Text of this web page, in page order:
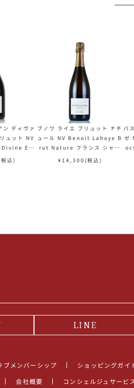
ン ディヴァ
ュット NV
Ext
ャンパン
込)
ブノワ ライエ ブリュット ナチ
ュール NV Benoit Lahaye B
rut Nature フランス シャン
パン シャンパーニュ
¥ 14,300 (税込)
パ
ゼ
LINE
ブメンバーシップ ショッピングガイ
会社概要 コンシェルジュサービス